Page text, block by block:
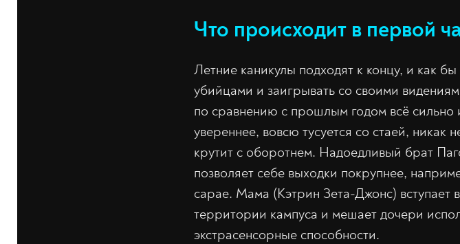
Что происходит в первой
Летние каникулы подходят к концу, и как
убийцами и заигрывать со своими
по сравнению с прошлым годом всё сильно
увереннее, вовсю тусуется со стаей, никак
крутит с оборотнем. Надоедливый брат
позволяет себе выходки покрупнее,
сарае. Мама (Кэтрин Зета-Джонс) вступает
территории кампуса и мешает дочери
экстрасенсорные способности.